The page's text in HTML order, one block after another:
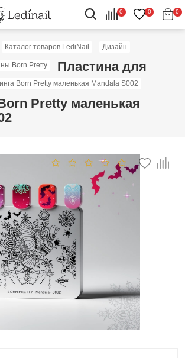
0 0 0
Каталог товаров LediNail Дизайн
Born Pretty
Born Pretty маленькая Mandala S002
Пластина для
Pretty маленькая